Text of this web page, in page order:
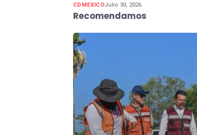
CDMEXICOJulio 30, 2026
Recomendamos